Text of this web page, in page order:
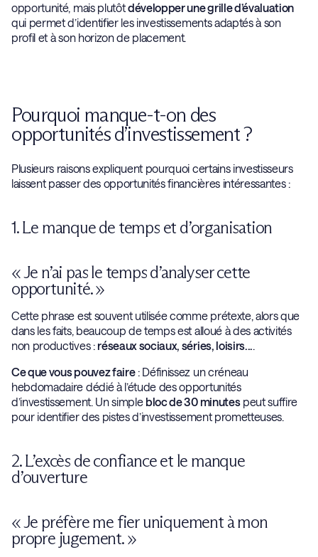
opportunité, mais plutôtdévelopper une grille d’évaluation
qui permet d’identifier les investissements adaptés à son
profil et à son horizon de placement.
Pourquoi manque-t-on des
opportunités d’investissement ?
Plusieurs raisons expliquent pourquoi certains investisseurs
laissent passer des opportunités financières intéressantes :
1. Le manque de temps et d’organisation
« Je n’ai pas le temps d’analyser cette
opportunité. »
Cette phrase est souvent utilisée comme prétexte, alors que
dans les faits, beaucoup de temps est alloué à des activités
non productives : réseaux sociaux, séries, loisirs....
Ce que vous pouvez faire: Définissez un créneau
hebdomadaire dédié à l’étude des opportunités
d’investissement. Un simple bloc de 30 minutespeut suffire
pour identifier des pistes d’investissement prometteuses.
2. L’excès de confiance et le manque
d’ouverture
« Je préfère me fier uniquement à mon
propre jugement. »